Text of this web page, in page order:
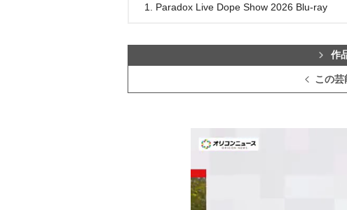
1. Paradox Live Dope Show 2026 Blu-ray
作
この芸